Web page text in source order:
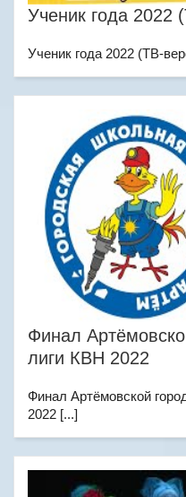
Ученик года 2022
Ученик года 2022 (ТВ-
Финал
лиги КВН 2022
Финал Артёмовской
2022 [...]